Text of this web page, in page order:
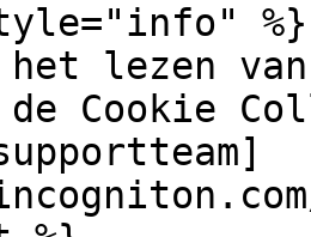
%}
lezen
Cookie